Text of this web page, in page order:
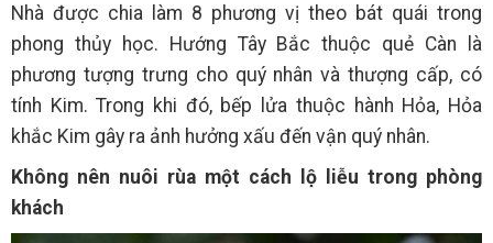
Nhà được chia làm 8 phương vị theo bát quái trong
phong thủy học. Hướng Tây Bắc thuộc quẻ Càn là
phương tượng trưng cho quý nhân và thượng cấp, có
tính Kim. Trong khi đó, bếp lửa thuộc hành Hỏa, Hỏa
khắc Kim gây ra ảnh hưởng xấu đến vận quý nhân.
Không nên nuôi rùa một cách lộ liễu trong phòng
khách